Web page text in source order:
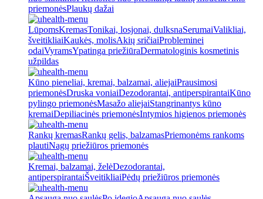
priemonėsPlaukų dažai
LūpomsKremasTonikai, losjonai, dulksnaSerumaiValikliai,
šveitikliaiKaukės, molisAkių sričiaiProbleminei
odaiVyramsYpatinga priežiūraDermatologinis kosmetinis
užpildas
Kūno pieneliai, kremai, balzamai, aliejaiPrausimosi
priemonėsDruska voniaiDezodorantai, antiperspirantaiKūno
pylingo priemonėsMasažo aliejaiStangrinantys kūno
kremaiDepiliacinės priemonėsIntymios higienos priemonės
Rankų kremasRankų gelis, balzamasPriemonėms rankoms
plautiNagų priežiūros priemonės
Kremai, balzamai, želėDezodorantai,
antiperspirantaiŠveitikliaiPėdų priežiūros priemonės